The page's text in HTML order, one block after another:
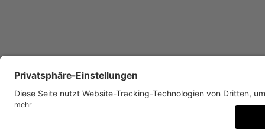
KONTAKT
IMPRESSUM DATENSCHUTZ
BARRIEREFREIHEIT
DATENSCHUTZ-
Museum Villa Stuck, Prinzregentenstr. 60, D-81675